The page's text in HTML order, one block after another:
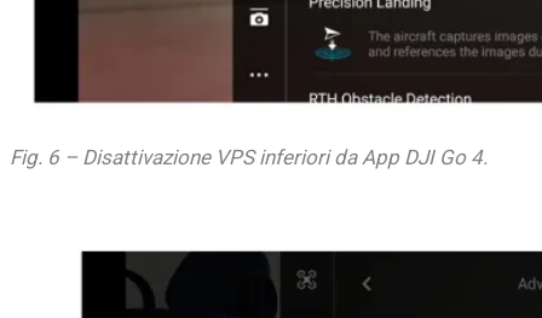
Fig. 6 – Disattivazione VPS inferiori da App DJI Go 4.